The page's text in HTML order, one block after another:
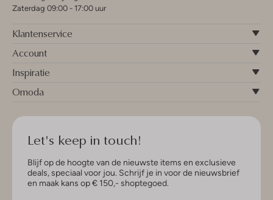
Zaterdag 09:00 - 17:00 uur
Klantenservice
Account
Inspiratie
Omoda
Let's keep in touch!
Blijf op de hoogte van de nieuwste items en exclusieve
deals, speciaal voor jou. Schrijf je in voor de nieuwsbrief
en maak kans op € 150,- shoptegoed.